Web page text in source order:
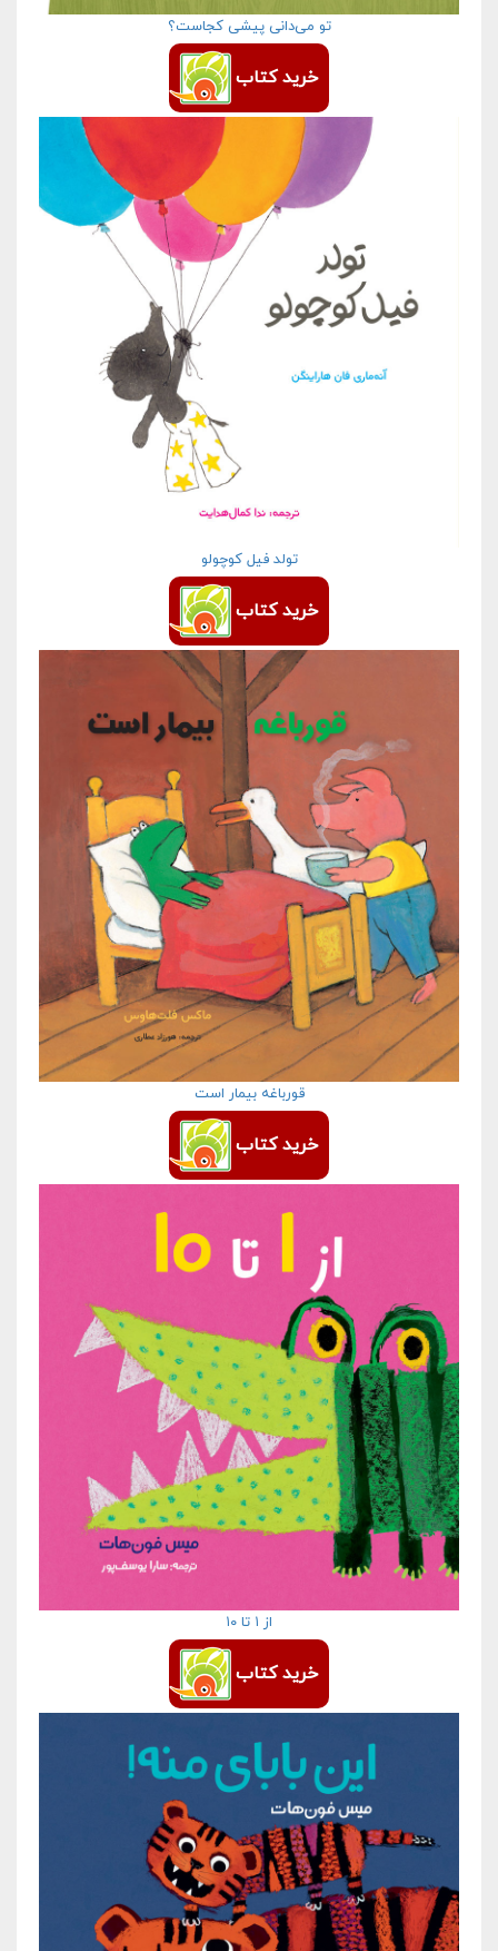
تو می‌دانی پیشی کجاست؟
خرید کتاب
تولد فیل کوچولو
خرید کتاب
قورباغه بیمار است
خرید کتاب
از ۱ تا ۱۰
خرید کتاب